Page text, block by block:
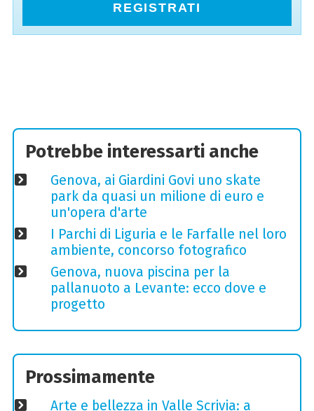
REGISTRATI
Potrebbe interessarti anche
Genova, ai Giardini Govi uno skate
park da quasi un milione di euro e
un'opera d'arte
I Parchi di Liguria e le Farfalle nel loro
ambiente, concorso fotografico
Genova, nuova piscina per la
pallanuoto a Levante: ecco dove e
progetto
Prossimamente
Arte e bellezza in Valle Scrivia: a